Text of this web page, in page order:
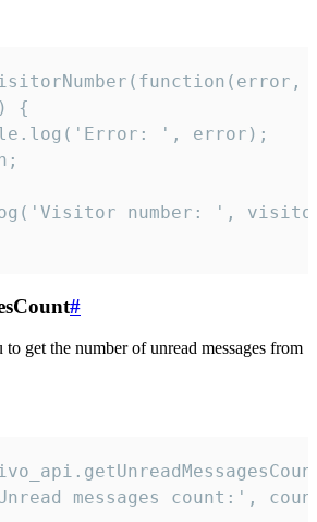
{
', error);
number: ',
#
get the number of unread messages from
messages count:',